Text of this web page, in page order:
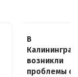
В
возникли
проблемы с